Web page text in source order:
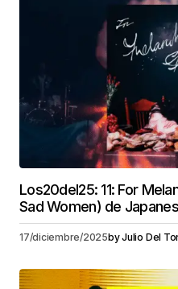
Los20del25: 11: For
Sad Women) de
17/diciembre/2025byJulio Del